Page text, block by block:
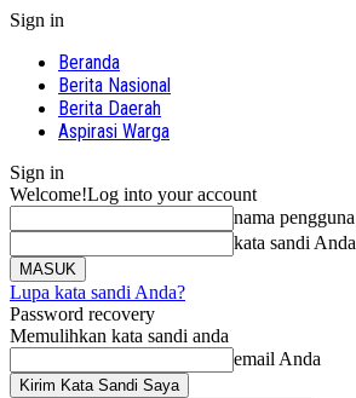
Sign in
Beranda
Berita Nasional
Berita Daerah
Aspirasi Warga
Sign in
Welcome!Log into your account
nama pengguna
kata sandi Anda
Lupa kata sandi Anda?
Password recovery
Memulihkan kata sandi anda
email Anda